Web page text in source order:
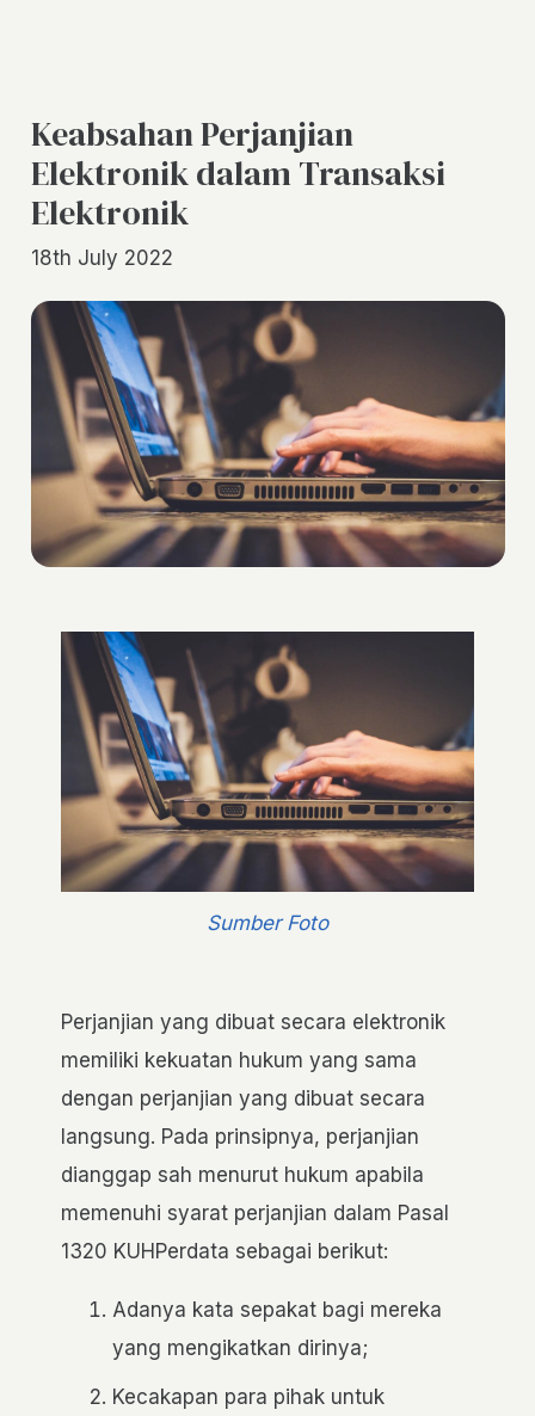
Keabsahan Perjanjian
Elektronik dalam Transaksi
Elektronik
18th July 2022
Sumber Foto
Perjanjian yang dibuat secara elektronik
memiliki kekuatan hukum yang sama
dengan perjanjian yang dibuat secara
langsung. Pada prinsipnya, perjanjian
dianggap sah menurut hukum apabila
memenuhi syarat perjanjian dalam Pasal
1320 KUHPerdata sebagai berikut:
Adanya kata sepakat bagi mereka
yang mengikatkan dirinya;
Kecakapan para pihak untuk